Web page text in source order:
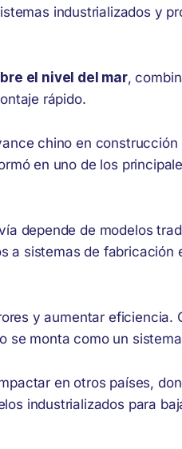
industrializados y
el nivel del mar,
rápido.
chino en construcción
en uno de los
depende de modelos
a sistemas de fabricación
y aumentar eficiencia.
se monta como un
en otros países,
industrializados para